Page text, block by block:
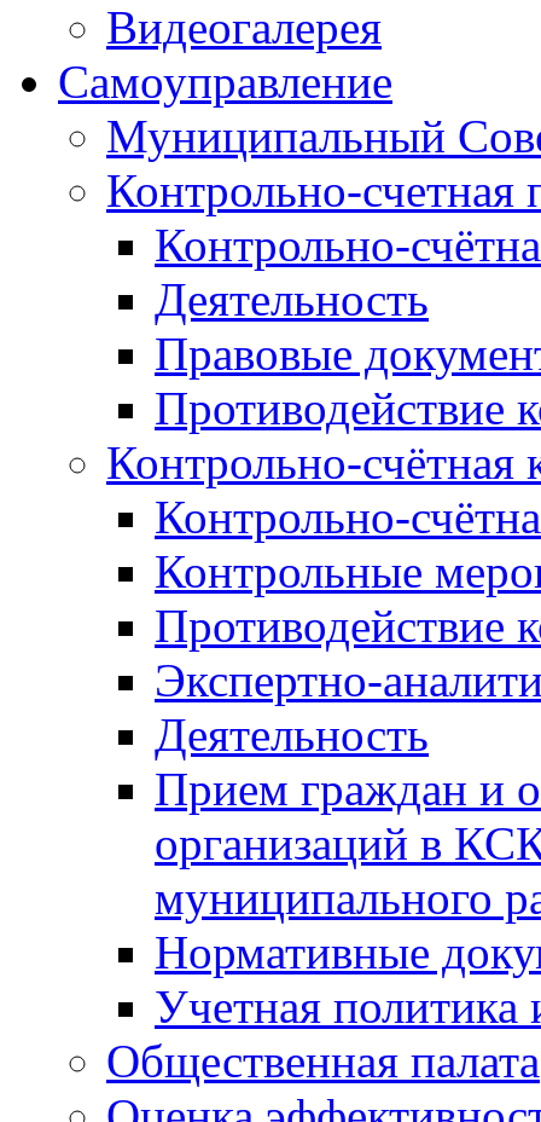
Видеогалерея
Самоуправление
Муниципальный
Контрольно-счетная
Контрольно-
Деятельность
Правовые
Противодействие
Контрольно-счётная
Контрольно-
Контрольные
Противодействие
Экспертно-
Деятельность
Прием граждан и
организаций в
муниципального
Нормативные
Учетная политика
Общественная палата